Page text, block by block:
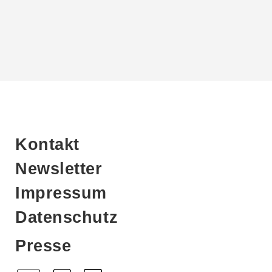
Kontakt
Newsletter
Impressum
Datenschutz
Presse